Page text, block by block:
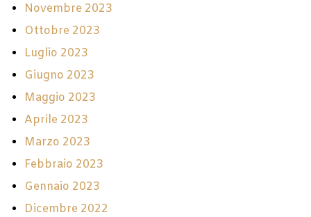
Novembre 2023
Ottobre 2023
Luglio 2023
Giugno 2023
Maggio 2023
Aprile 2023
Marzo 2023
Febbraio 2023
Gennaio 2023
Dicembre 2022